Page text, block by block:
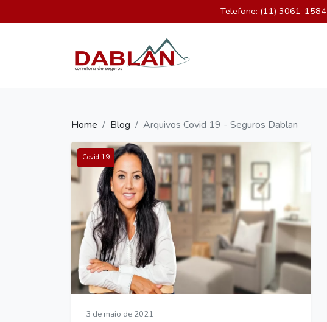
×
contato@dablan.com.br
Telefone: (11) 3061-1584
Home Blog Arquivos Covid 19 - Seguros Dablan
Covid 19
3 de maio de 2021